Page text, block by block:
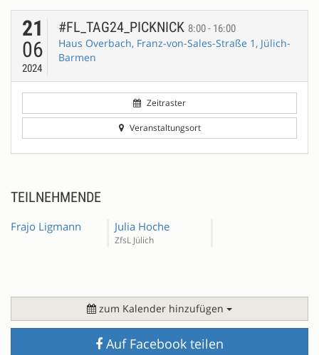
21
06
2024
#FL_TAG24_PICKNICK 8:00 - 16:00
Haus Overbach, Franz-von-Sales-Straße 1, Jülich-
Barmen
Zeitraster
Veranstaltungsort
TEILNEHMENDE
Frajo Ligmann Julia Hoche
ZfsL Jülich
zum Kalender hinzufügen
Auf Facebook teilen